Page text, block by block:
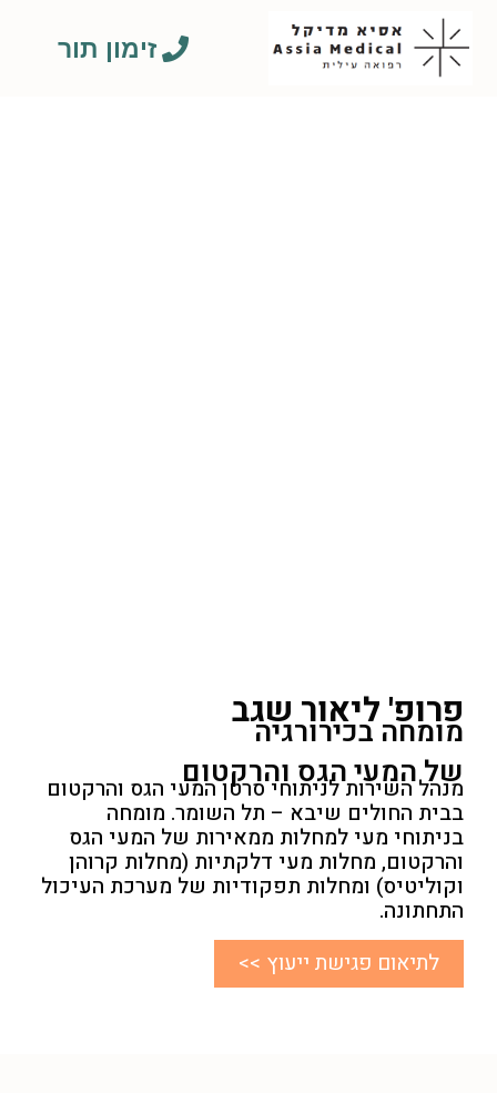
זימון תור
פרופ' ליאור שגב
מומחה בכירורגיה
של המעי הגס והרקטום
מנהל השירות לניתוחי סרטן המעי הגס והרקטום
בבית החולים שיבא – תל השומר. מומחה
בניתוחי מעי למחלות ממאירות של המעי הגס
והרקטום, מחלות מעי דלקתיות (מחלות קרוהן
וקוליטיס) ומחלות תפקודיות של מערכת העיכול
התחתונה.
לתיאום פגישת ייעוץ >>